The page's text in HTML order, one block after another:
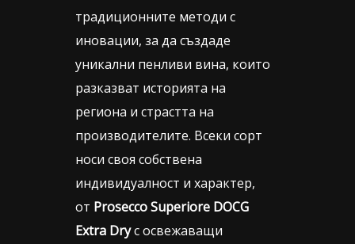
традиционните методи с
иновации, за да създаде
уникални пенливи вина, които
разказват историята на
региона и страстта на
производителите. Всеки сорт
носи своя собствена
индивидуалност и характер,
от Prosecco Superiore DOCG
Extra Dryс освежаващи